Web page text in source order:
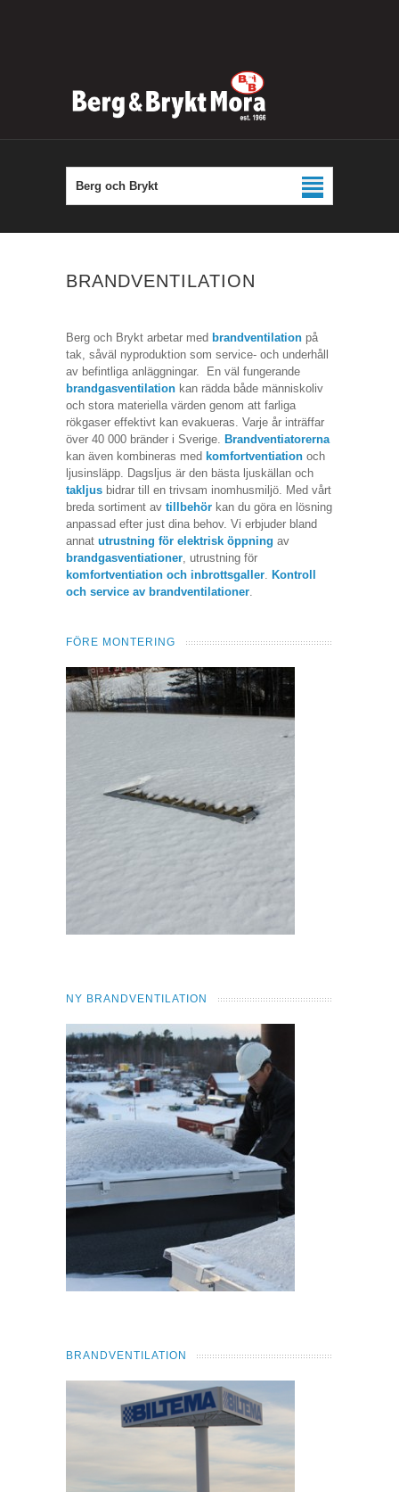
Berg och Brykt
BRANDVENTILATION
Berg och Brykt arbetar med brandventilation på
tak, såväl nyproduktion som service- och underhåll
av befintliga anläggningar. En väl fungerande
brandgasventilation kan rädda både människoliv
och stora materiella värden genom att farliga
rökgaser effektivt kan evakueras. Varje år inträffar
över 40 000 bränder i Sverige. Brandventiatorerna
kan även kombineras med komfortventiation och
ljusinsläpp. Dagsljus är den bästa ljuskällan och
takljus bidrar till en trivsam inomhusmiljö. Med vårt
breda sortiment av tillbehör kan du göra en lösning
anpassad efter just dina behov. Vi erbjuder bland
annat utrustning för elektrisk öppning av
brandgasventiationer, utrustning för
komfortventiation och inbrottsgaller. Kontroll
och service av brandventilationer.
FÖRE MONTERING
NY BRANDVENTILATION
BRANDVENTILATION